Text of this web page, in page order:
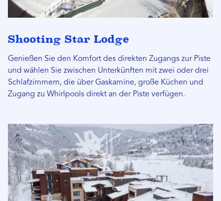
Shooting Star Lodge
Genießen Sie den Komfort des direkten Zugangs zur Piste
und wählen Sie zwischen Unterkünften mit zwei oder drei
Schlafzimmern, die über Gaskamine, große Küchen und
Zugang zu Whirlpools direkt an der Piste verfügen.